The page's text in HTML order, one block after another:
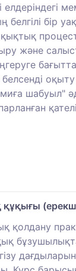
елдеріндегі
бір
және
оқыту
шабуыл"
қолдану
дағдыларын